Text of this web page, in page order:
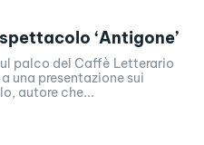
‘Antigone’
palco del Caffè Letterario
una presentazione sui
autore che...